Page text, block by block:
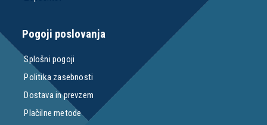
Pogoji poslovanja
Splošni pogoji
Politika zasebnosti
Dostava in prevzem
Plačilne metode